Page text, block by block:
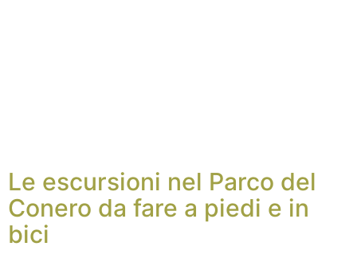
Le escursioni nel Parco del
Conero da fare a piedi e in
bici